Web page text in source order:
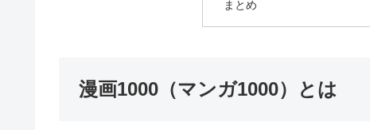
まとめ
漫画1000（マンガ1000）とは